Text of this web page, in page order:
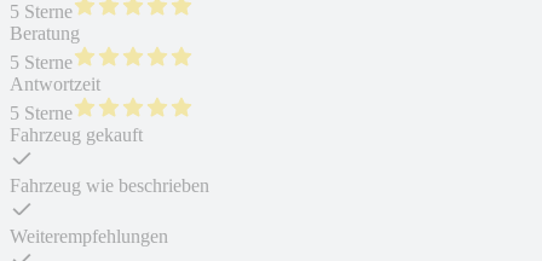
5 Sterne
Beratung
5 Sterne
Antwortzeit
5 Sterne
Fahrzeug gekauft
Fahrzeug wie beschrieben
Weiterempfehlungen